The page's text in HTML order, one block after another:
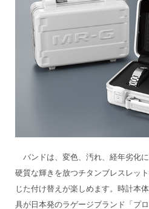
バンドは、変色、汚れ、経年劣化に
硬質な輝きを放つチタンブレスレッ
じた付け替えが楽しめます。時計本
具が日本発のラゲージブランド「プ